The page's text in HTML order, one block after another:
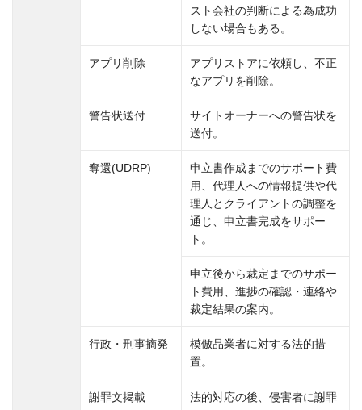
スト会社の判断による為成功
しない場合もある。
アプリ削除
アプリストアに依頼し、不正
なアプリを削除。
警告状送付
サイトオーナーへの警告状を
送付。
奪還(UDRP)
申立書作成までのサポート費
用、代理人への情報提供や代
理人とクライアントの調整を
通じ、申立書完成をサポー
ト。
申立後から裁定までのサポー
ト費用、進捗の確認・連絡や
裁定結果の案内。
行政・刑事摘発
模倣品業者に対する法的措
置。
謝罪文掲載
法的対応の後、侵害者に謝罪